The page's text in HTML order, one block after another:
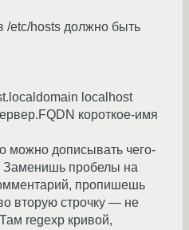
/etc/hosts должно быть
localhost
короткое-имя
можно дописывать чего-
Заменишь пробелы на
пропишешь
вторую строчку — не
regexp кривой,